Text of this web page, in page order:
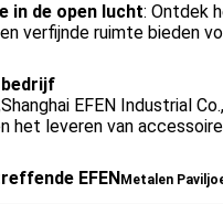
in de open lucht: Ontdek
verfijnde ruimte bieden
bedrijf
Shanghai EFEN Industrial Co.,
het leveren van
EFENMetalen